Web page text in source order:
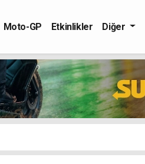
Moto-GP Etkinlikler Diğer